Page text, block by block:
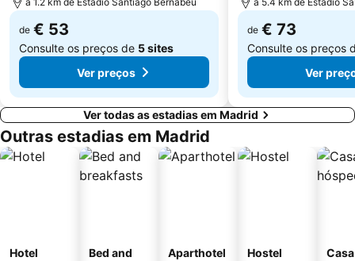
de € 53
Consulte os preços de 5 sites
Ver preços
de € 73
Consulte os preços
Ver
Ver todas as estadias em Madrid
Outras estadias em Madrid
Hotel
Bed and
Aparthotel Hostel